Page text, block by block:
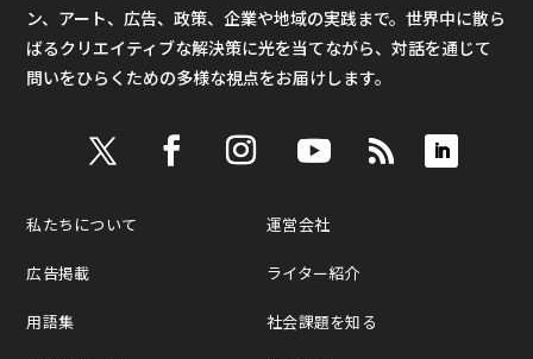
ン、アート、広告、政策、企業や地域の実践まで。世界中に散ら
ばるクリエイティブな解決策に光を当てながら、対話を通じて
問いをひらくための多様な視点をお届けします。
私たちについて
広告掲載
用語集
運営会社
ライター紹介
社会課題を知る